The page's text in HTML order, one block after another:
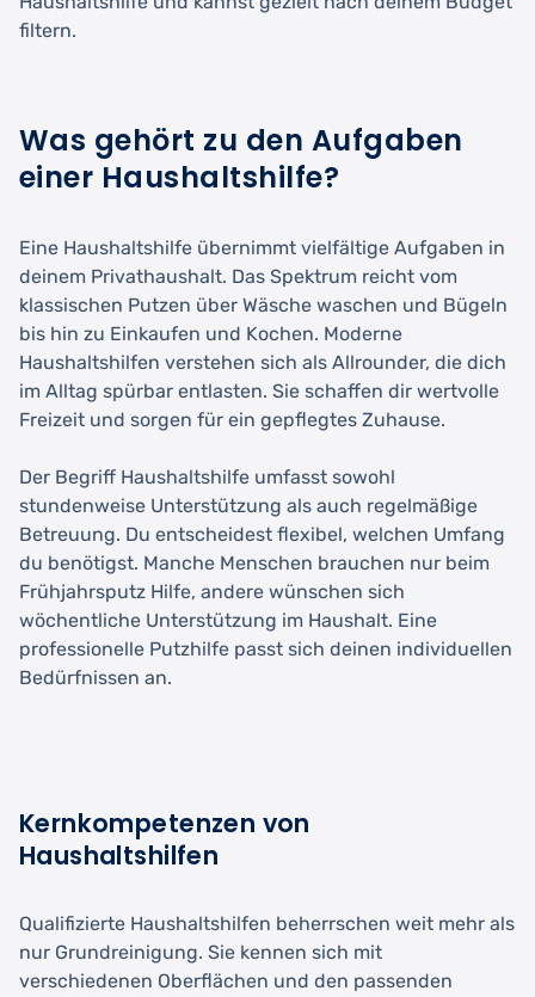
filtern.
Was gehört zu den Aufgaben
einer Haushaltshilfe?
Eine Haushaltshilfe übernimmt vielfältige Aufgaben in
deinem Privathaushalt. Das Spektrum reicht vom
klassischen Putzen über Wäsche waschen und Bügeln
bis hin zu Einkaufen und Kochen. Moderne
Haushaltshilfen verstehen sich als Allrounder, die dich
im Alltag spürbar entlasten. Sie schaffen dir wertvolle
Freizeit und sorgen für ein gepflegtes Zuhause.
Der Begriff Haushaltshilfe umfasst sowohl
stundenweise Unterstützung als auch regelmäßige
Betreuung. Du entscheidest flexibel, welchen Umfang
du benötigst. Manche Menschen brauchen nur beim
Frühjahrsputz Hilfe, andere wünschen sich
wöchentliche Unterstützung im Haushalt. Eine
professionelle Putzhilfe passt sich deinen individuellen
Bedürfnissen an.
Kernkompetenzen von
Haushaltshilfen
Qualifizierte Haushaltshilfen beherrschen weit mehr als
nur Grundreinigung. Sie kennen sich mit
verschiedenen Oberflächen und den passenden